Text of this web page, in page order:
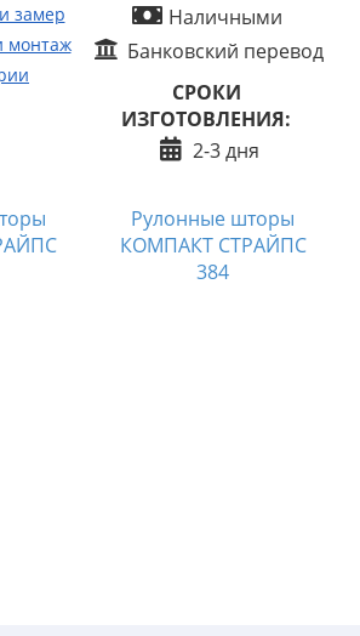
замер
монтаж
Наличными
Банковский перевод
СРОКИ
ИЗГОТОВЛЕНИЯ:
2-3 дня
Рулонные шторы
КОМПАКТ СТРАЙПС
384